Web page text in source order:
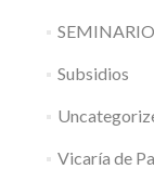
SEMINARIO
Subsidios
Vicaría de